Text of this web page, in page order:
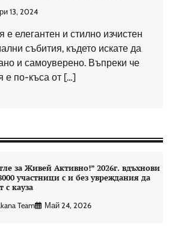
13, 2024
е елегантен и стилно изчистен
събития, където искате да
и самоуверено. Въпреки че
е по-къса от […]
за Живей Aктивно!” 2026г. вдъхнови
участници с и без увреждания да
с кауза
Team Май 24, 2026